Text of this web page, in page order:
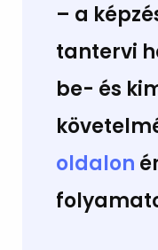
– a
tantervi
be- és
oldalon